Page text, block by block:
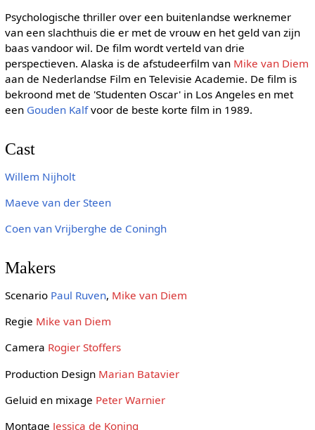
Psychologische thriller over een buitenlandse werknemer
van een slachthuis die er met de vrouw en het geld van zijn
baas vandoor wil. De film wordt verteld van drie
perspectieven. Alaska is de afstudeerfilm van Mike van Diem
aan de Nederlandse Film en Televisie Academie. De film is
bekroond met de 'Studenten Oscar' in Los Angeles en met
een Gouden Kalfvoor de beste korte film in 1989.
Cast
Willem Nijholt
Maeve van der Steen
Coen van Vrijberghe de Coningh
Makers
Scenario Paul Ruven, Mike van Diem
Regie Mike van Diem
Camera Rogier Stoffers
Production Design Marian Batavier
Geluid en mixage Peter Warnier
Montage Jessica de Koning